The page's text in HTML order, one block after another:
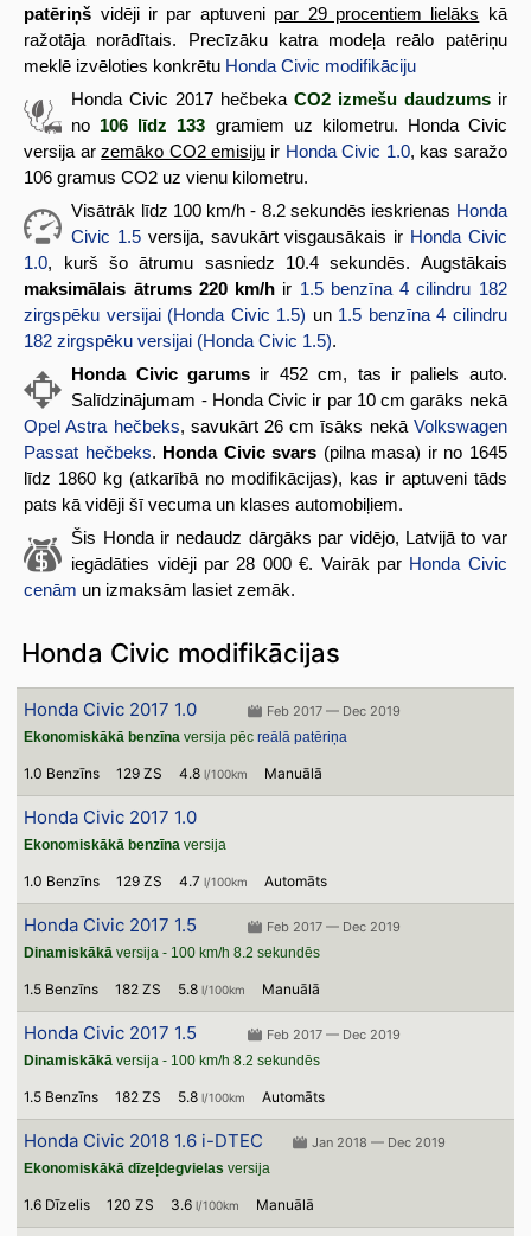
patēriņš vidēji ir par aptuveni par 29 procentiem lielāks kā
ražotāja norādītais. Precīzāku katra modeļa reālo patēriņu
meklē izvēloties konkrētu Honda Civic modifikāciju
Honda Civic 2017 hečbeka CO2 izmešu daudzumsir
no 106 līdz 133 gramiem uz kilometru. Honda Civic
versija arzemāko CO2 emisiju ir Honda Civic 1.0, kas saražo
106 gramus CO2 uz vienu kilometru.
Visātrāk līdz 100 km/h - 8.2 sekundēs ieskrienas Honda
Civic 1.5 versija, savukārt visgausākais ir Honda Civic
1.0, kurš šo ātrumu sasniedz 10.4 sekundēs. Augstākais
maksimālais ātrums 220 km/h ir 1.5 benzīna 4 cilindru 182
zirgspēku versijai (Honda Civic 1.5) un 1.5 benzīna 4 cilindru
182 zirgspēku versijai (Honda Civic 1.5).
Honda Civic garums ir 452 cm, tas ir paliels auto.
Salīdzinājumam - Honda Civic ir par 10 cm garāks nekā
Opel Astra hečbeks, savukārt 26 cm īsāks nekā Volkswagen
Passat hečbeks. Honda Civic svars (pilna masa) ir no 1645
līdz 1860 kg (atkarībā no modifikācijas), kas ir aptuveni tāds
pats kā vidēji šī vecuma un klases automobiļiem.
Šis Honda ir nedaudz dārgāks par vidējo, Latvijā to var
iegādāties vidēji par 28 000 €. Vairāk par Honda Civic
cenām un izmaksām lasiet zemāk.
Honda Civic modifikācijas
Honda Civic 2017 1.0
Feb 2017 — Dec 2019
Ekonomiskākā benzīna versija pēcreālā patēriņa
1.0 Benzīns 129 ZS 4.8l/100km Manuālā
Honda Civic 2017 1.0
Ekonomiskākā benzīna versija
1.0 Benzīns 129 ZS 4.7l/100km Automāts
Honda Civic 2017 1.5
Feb 2017 — Dec 2019
Dinamiskākā versija - 100 km/h 8.2 sekundēs
1.5 Benzīns 182 ZS 5.8l/100km Manuālā
Honda Civic 2017 1.5
Feb 2017 — Dec 2019
Dinamiskākā versija - 100 km/h 8.2 sekundēs
1.5 Benzīns 182 ZS 5.8l/100km Automāts
Honda Civic 2018 1.6 i-DTEC
Jan 2018 — Dec 2019
Ekonomiskākā dīzeļdegvielas versija
1.6 Dīzelis 120 ZS 3.6l/100km Manuālā